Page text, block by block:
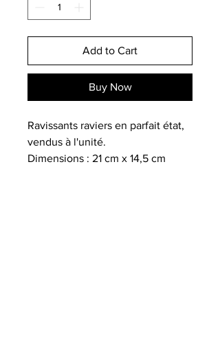
Add to Cart
Buy Now
Ravissants raviers en parfait état,
vendus à l'unité.
Dimensions : 21 cm x 14,5 cm